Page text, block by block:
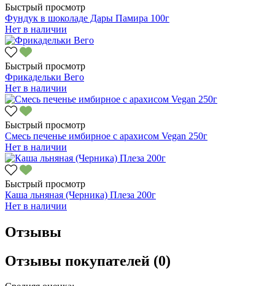
Быстрый просмотр
Фундук в шоколаде Дары Памира 100г
Нет в наличии
Быстрый просмотр
Фрикадельки Вего
Нет в наличии
Быстрый просмотр
Смесь печенье имбирное с арахисом Vegan 250г
Нет в наличии
Быстрый просмотр
Каша льняная (Черника) Плеза 200г
Нет в наличии
Отзывы
Отзывы покупателей (0)